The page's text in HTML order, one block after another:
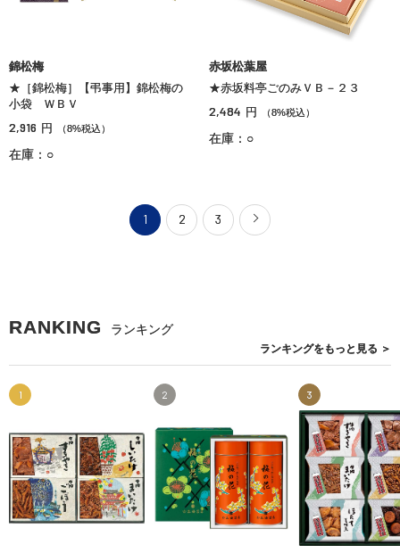
錦松梅
★［錦松梅］【弔事用】錦松梅の
小袋 ＷＢＶ
2,916 円 （8%税込）
在庫：○
赤坂松葉屋
★赤坂料亭ごのみＶＢ－２３
2,484 円 （8%税込）
在庫：○
1 2 3
RANKING ランキング
ランキングをもっと見る ＞
1 2 3